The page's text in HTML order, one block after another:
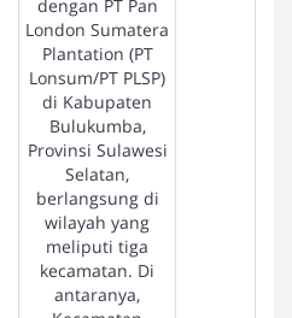
dengan PT Pan
London Sumatera
Plantation (PT
Lonsum/PT PLSP)
di Kabupaten
Bulukumba,
Provinsi Sulawesi
Selatan,
berlangsung di
wilayah yang
meliputi tiga
kecamatan. Di
antaranya,